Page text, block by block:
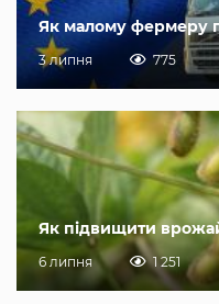
Як малому фермеру
3 липня 775
Як підвищити
6 липня 1 251